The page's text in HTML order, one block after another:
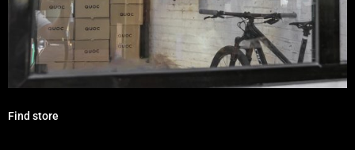
• Tương thích với mắt cận của Alba Optics.
• Sản xuất tại Italy
Find store